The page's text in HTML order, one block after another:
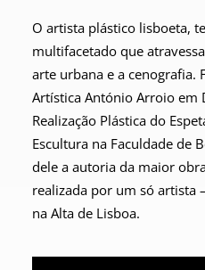
O artista plástico lisboeta,
multifacetado que
arte urbana e a cenografia.
Artística António Arroio em
Realização Plástica do
Escultura na Faculdade de
dele a autoria da maior
realizada por um só
na Alta de Lisboa.